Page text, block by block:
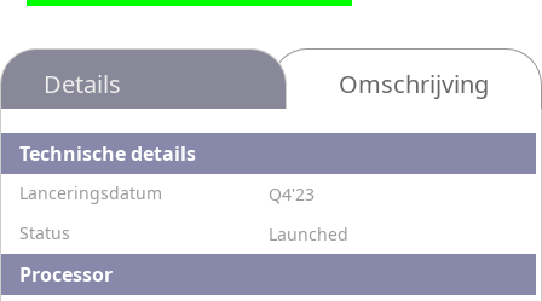
Details Omschrijving
Technische details
Lanceringsdatum
Q4'23
Status
Launched
Processor